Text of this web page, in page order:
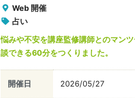
Web 開催
占い
悩みや不安を講座監修講師とのマン
談できる60分をつくりました。
開催日 2026/05/27